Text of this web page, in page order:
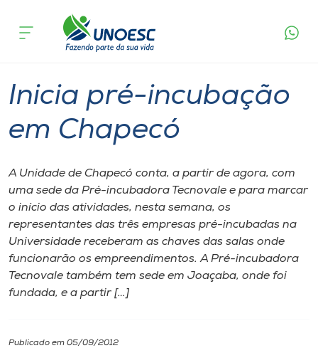
Cursos
Portal de Ensino
A
Inicia pré-incubação
em Chapecó
A Unidade de Chapecó conta, a partir de agora, com
uma sede da Pré-incubadora Tecnovale e para marcar
o início das atividades, nesta semana, os
representantes das três empresas pré-incubadas na
Universidade receberam as chaves das salas onde
funcionarão os empreendimentos. A Pré-incubadora
Tecnovale também tem sede em Joaçaba, onde foi
fundada, e a partir […]
Publicado em 05/09/2012